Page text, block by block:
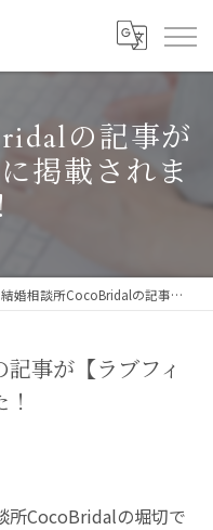
の記事が
掲載されま
結婚相談所CocoBridalの記事が【ラブフィード】に掲載されました！
事が【ラブフィ
所CocoBridalの堀切で